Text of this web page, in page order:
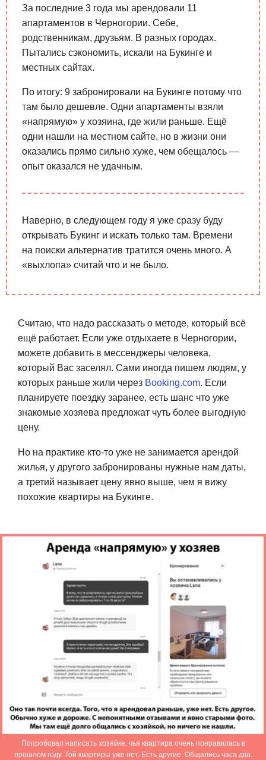
За последние 3 года мы арендовали 11
апартаментов в Черногории. Себе,
родственникам, друзьям. В разных городах.
Пытались сэкономить, искали на Букинге и
местных сайтах.
По итогу: 9 забронировали на Букинге потому что
там было дешевле. Одни апартаменты взяли
«напрямую» у хозяина, где жили раньше. Ещё
одни нашли на местном сайте, но в жизни они
оказались прямо сильно хуже, чем обещалось —
опыт оказался не удачным.
Наверно, в следующем году я уже сразу буду
открывать Букинг и искать только там. Времени
на поиски альтернатив тратится очень много. А
«выхлопа» считай что и не было.
Считаю, что надо рассказать о методе, который всё
ещё работает. Если уже отдыхаете в Черногории,
можете добавить в мессенджеры человека,
который Вас заселял. Сами иногда пишем людям, у
которых раньше жили через Booking.com. Если
планируете поездку заранее, есть шанс что уже
знакомые хозяева предложат чуть более выгодную
цену.
Но на практике кто-то уже не занимается арендой
жилья, у другого забронированы нужные нам даты,
а третий называет цену явно выше, чем я вижу
похожие квартиры на Букинге.
Попробовал написать хозяйке, чья квартира очень понравилась в
прошлом году. Той квартиры уже нет. Есть другие. Общались часа два.